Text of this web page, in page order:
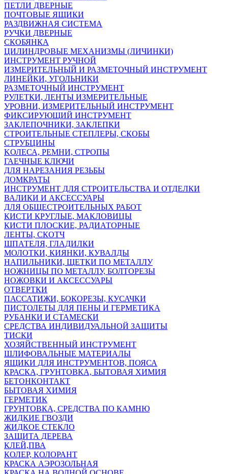
ПЕТЛИ ДВЕРНЫЕ
ПОЧТОВЫЕ ЯЩИКИ
РАЗДВИЖНАЯ СИСТЕМА
РУЧКИ ДВЕРНЫЕ
СКОБЯНКА
ЦИЛИНДРОВЫЕ МЕХАНИЗМЫ (ЛИЧИНКИ)
ИНСТРУМЕНТ РУЧНОЙ
ИЗМЕРИТЕЛЬНЫЙ И РАЗМЕТОЧНЫЙ ИНСТРУМЕНТ
ЛИНЕЙКИ, УГОЛЬНИКИ
РАЗМЕТОЧНЫЙ ИНСТРУМЕНТ
РУЛЕТКИ, ЛЕНТЫ ИЗМЕРИТЕЛЬНЫЕ
УРОВНИ, ИЗМЕРИТЕЛЬНЫЙ ИНСТРУМЕНТ
ФИКСИРУЮЩИЙ ИНСТРУМЕНТ
ЗАКЛЕПОЧНИКИ, ЗАКЛЕПКИ
СТРОИТЕЛЬНЫЕ СТЕПЛЕРЫ, СКОБЫ
СТРУБЦИНЫ
KОЛЕСА, РЕМНИ, СТРОПЫ
ГАЕЧНЫЕ КЛЮЧИ
ДЛЯ НАРЕЗАНИЯ РЕЗЬБЫ
ДОМКРАТЫ
ИНСТРУМЕНТ ДЛЯ СТРОИТЕЛЬСТВА И ОТДЕЛКИ
ВАЛИКИ И АКСЕССУАРЫ
ДЛЯ ОБЩЕСТРОИТЕЛЬНЫХ РАБОТ
КИСТИ КРУГЛЫЕ, МАКЛОВИЦЫ
КИСТИ ПЛОСКИЕ, РАДИАТОРНЫЕ
ЛЕНТЫ, СКОТЧ
ШПАТЕЛЯ, ГЛАДИЛКИ
МОЛОТКИ, КИЯНКИ, КУВАЛДЫ
НАПИЛЬНИКИ, ЩЕТКИ ПО МЕТАЛЛУ
НОЖНИЦЫ ПО МЕТАЛЛУ, БОЛТОРЕЗЫ
НОЖОВКИ И АКСЕССУАРЫ
ОТВЕРТКИ
ПАССАТИЖИ, БОКОРЕЗЫ, КУСАЧКИ
ПИСТОЛЕТЫ ДЛЯ ПЕНЫ И ГЕРМЕТИКА
РУБАНКИ И СТАМЕСКИ
СРЕДСТВА ИНДИВИДУАЛЬНОЙ ЗАЩИТЫ
ТИСКИ
ХОЗЯЙСТВЕННЫЙ ИНСТРУМЕНТ
ШЛИФОВАЛЬНЫЕ МАТЕРИАЛЫ
ЯЩИКИ ДЛЯ ИНСТРУМЕНТОВ, ПОЯСА
КРАСКА, ГРУНТОВКА, БЫТОВАЯ ХИМИЯ
БЕТОНКОНТАКТ
БЫТОВАЯ ХИМИЯ
ГЕРМЕТИК
ГРУНТОВКА, СРЕДСТВА ПО КАМНЮ
ЖИДКИЕ ГВОЗДИ
ЖИДКОЕ СТЕКЛО
ЗАЩИТА ДЕРЕВА
КЛЕЙ,ПВА
КОЛЕР, КОЛОРАНТ
КРАСКА АЭРОЗОЛЬНАЯ